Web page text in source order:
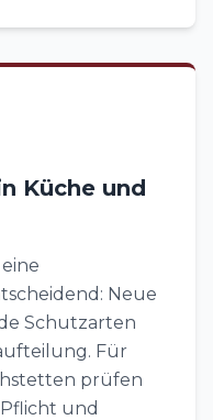
Küche und
Neue
Schutzarten
Für
prüfen
und